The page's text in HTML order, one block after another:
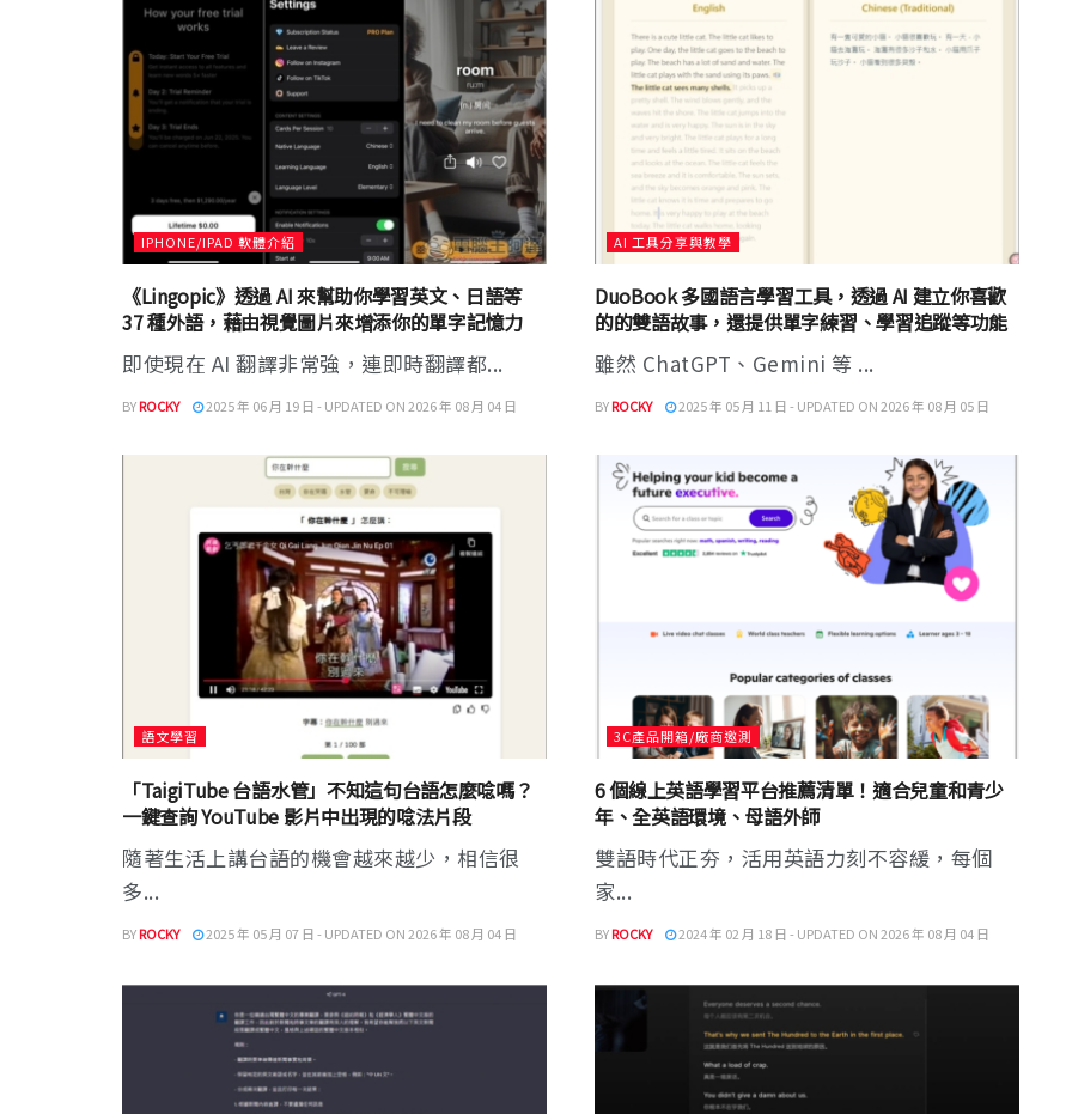
IPHONE/IPAD 軟體介紹
《Lingopic》透過 AI 來幫助你學習英文、日語等
37 種外語，藉由視覺圖片來增添你的單字記憶力
即使現在 AI 翻譯非常強，連即時翻譯都...
BYROCKY 2025 年 06 月 19 日 - UPDATED ON 2026 年 08 月 04 日
AI 工具分享與教學
DuoBook 多國語言學習工具，透過 AI 建立你喜歡
的的雙語故事，還提供單字練習、學習追蹤等功能
雖然 ChatGPT、Gemini 等 ...
BYROCKY 2025 年 05 月 11 日 - UPDATED ON 2026 年 08 月 05 日
語文學習
「TaigiTube 台語水管」不知這句台語怎麼唸嗎？
一鍵查詢 YouTube 影片中出現的唸法片段
隨著生活上講台語的機會越來越少，相信很
多...
BYROCKY 2025 年 05 月 07 日 - UPDATED ON 2026 年 08 月 04 日
3C產品開箱/廠商邀測
6 個線上英語學習平台推薦清單！適合兒童和青少
年、全英語環境、母語外師
雙語時代正夯，活用英語力刻不容緩，每個
家...
BYROCKY 2024 年 02 月 18 日 - UPDATED ON 2026 年 08 月 04 日